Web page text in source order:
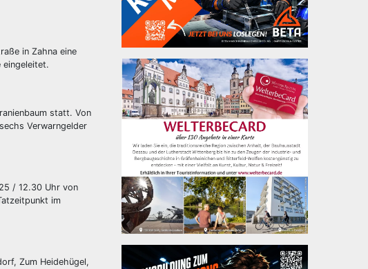
in Zahna eine
eingeleitet.
statt. Von
Verwarngelder
/ 12.30 Uhr von
im
Zum Heidehügel,